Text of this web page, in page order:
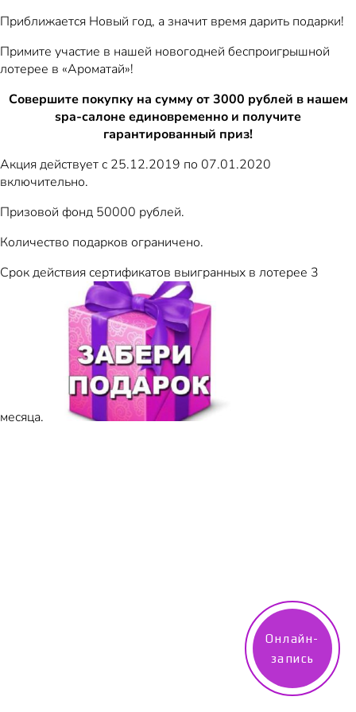
Приближается Новый год, а значит время дарить подарки!
Примите участие в нашей новогодней беспроигрышной
лотерее в «Ароматай»!
Совершите покупку на сумму от 3000 рублей в нашем
spa-салоне единовременно и получите
гарантированный приз!
Акция действует с 25.12.2019 по 07.01.2020
включительно.
Призовой фонд 50000 рублей.
Количество подарков ограничено.
Срок действия сертификатов выигранных в лотерее 3
месяца.
Онлайн-
запись